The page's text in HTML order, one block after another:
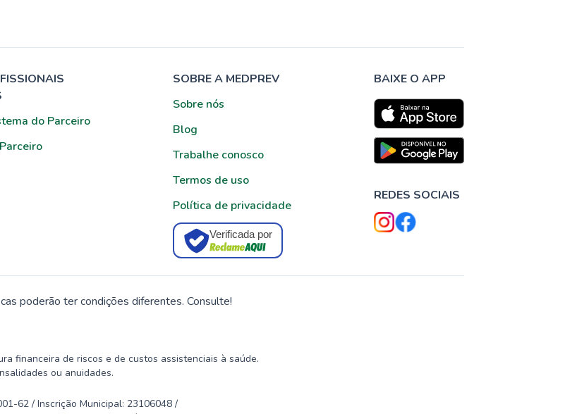
do Parceiro
SOBRE A MEDPREV
Sobre nós
Blog
Trabalhe conosco
Termos de uso
Política de privacidade
Verificada por
BAIXE O APP
REDES SOCIAIS
poderão ter condições diferentes. Consulte!
financeira de riscos e de custos assistenciais à saúde.
ou anuidades.
62 / Inscrição Municipal: 23106048 /